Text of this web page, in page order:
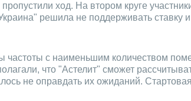
ход. На втором круге
решила не поддерживать ставку
частоты с наименьшим количеством
что "Астелит" сможет
не оправдать их ожиданий.